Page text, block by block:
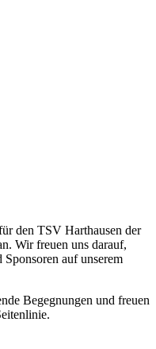
den TSV Harthausen der
Wir freuen uns darauf,
auf unserem
Begegnungen und freuen